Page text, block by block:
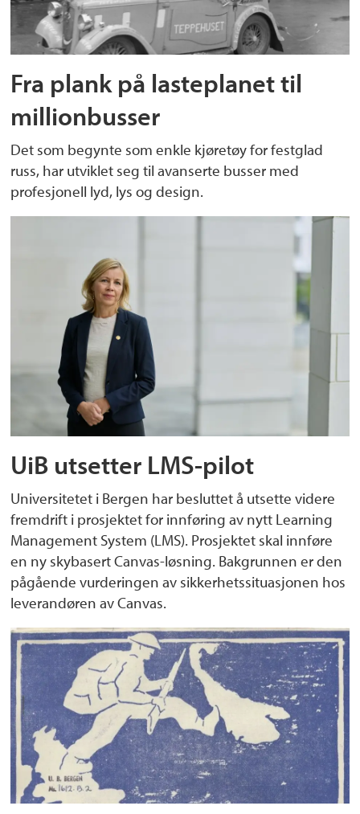
Fra plank på lasteplanet til
millionbusser
Det som begynte som enkle kjøretøy for festglad
russ, har utviklet seg til avanserte busser med
profesjonell lyd, lys og design.
UiB utsetter LMS-pilot
Universitetet i Bergen har besluttet å utsette videre
fremdrift i prosjektet for innføring av nytt Learning
Management System (LMS). Prosjektet skal innføre
en ny skybasert Canvas-løsning. Bakgrunnen er den
pågående vurderingen av sikkerhetssituasjonen hos
leverandøren av Canvas.